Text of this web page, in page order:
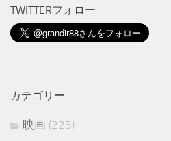
TWITTERフォロー
カテゴリー
映画 (225)